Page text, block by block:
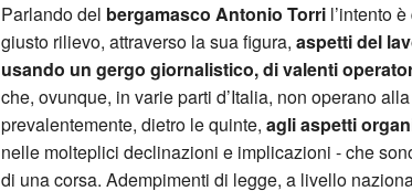
Parlando del bergamasco Antonio Torri l’intento
giusto rilievo, attraverso la sua figura, aspetti del
usando un gergo giornalistico, di valenti
che, ovunque, in varie parti d’Italia, non operano
prevalentemente, dietro le quinte, agli aspetti
nelle molteplici declinazioni e implicazioni - che
di una corsa. Adempimenti di legge, a livello